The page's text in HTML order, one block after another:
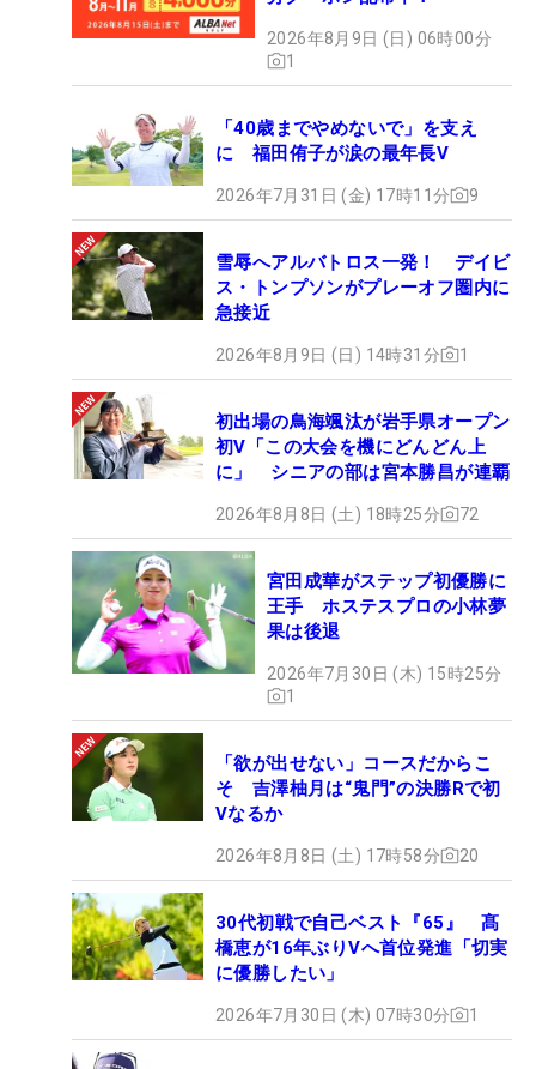
2026年8月9日 (日) 06時00分
1
「40歳までやめないで」を支え
に 福田侑子が涙の最年長V
2026年7月31日 (金) 17時11分 9
雪辱へアルバトロス一発！ デイビ
ス・トンプソンがプレーオフ圏内に
急接近
2026年8月9日 (日) 14時31分 1
初出場の鳥海颯汰が岩手県オープン
初V「この大会を機にどんどん上
に」 シニアの部は宮本勝昌が連覇
2026年8月8日 (土) 18時25分 72
宮田成華がステップ初優勝に
王手 ホステスプロの小林夢
果は後退
2026年7月30日 (木) 15時25分
1
「欲が出せない」コースだからこ
そ 吉澤柚月は“鬼門”の決勝Rで初
Vなるか
2026年8月8日 (土) 17時58分 20
30代初戦で自己ベスト『65』 髙
橋恵が16年ぶりVへ首位発進「切実
に優勝したい」
2026年7月30日 (木) 07時30分 1